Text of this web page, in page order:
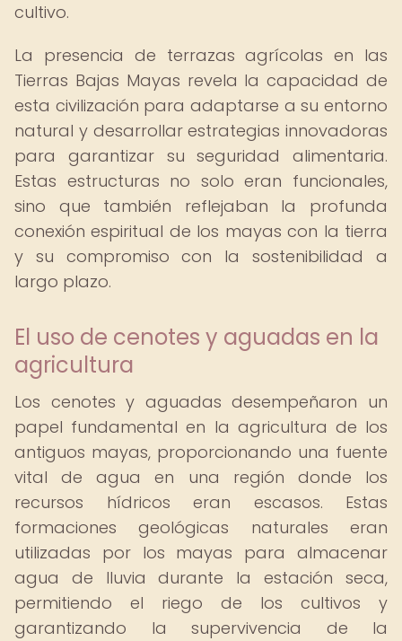
cultivo.
La presencia de terrazas agrícolas en las
Tierras Bajas Mayas revela la capacidad de
esta civilización para adaptarse a su entorno
natural y desarrollar estrategias innovadoras
para garantizar su seguridad alimentaria.
Estas estructuras no solo eran funcionales,
sino que también reflejaban la profunda
conexión espiritual de los mayas con la tierra
y su compromiso con la sostenibilidad a
largo plazo.
El uso de cenotes y aguadas en la
agricultura
Los cenotes y aguadas desempeñaron un
papel fundamental en la agricultura de los
antiguos mayas, proporcionando una fuente
vital de agua en una región donde los
recursos hídricos eran escasos. Estas
formaciones geológicas naturales eran
utilizadas por los mayas para almacenar
agua de lluvia durante la estación seca,
permitiendo el riego de los cultivos y
garantizando la supervivencia de la